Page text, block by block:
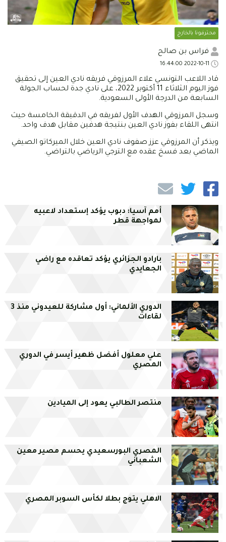
محترفونا بالخارج
فراس بن صالح
قاد اللاعب التونسي علاء المرزوقي فريقه نادي العين إلى تحقيق
فوز اليوم الثلاثاء 11 أكتوبر 2022، على نادي جدة لحساب الجولة
السابعة من الدرجة الأولى السعودية.
وسجل المرزوقي الهدف الأول لفريقه في الدقيقة الخامسة حيث
انتهى اللقاء بفوز نادي العين بنتيجة هدفين مقابل هدف واحد.
ويذكر أن المرزوقي عزز صفوف نادي العين خلال الميركاتو الصيفي
الماضي بعد فسخ عقده مع الترجي الرياضي بالتراضي.
أمم آسيا: دبوب يؤكد إستعداد لاعبيه
لمواجهة قطر
بارادو الجزائري يؤكد تعاقده مع راضي
الجعايدي
الدوري الألماني: أول مشاركة للعيدوني منذ 3
لقاءات
علي معلول أفضل ظهير أيسر في الدوري
المصري
منتصر الطالبي يعود إلى الميادين
المصري البورسعيدي يحسم مصير معين
الشعباني
الاهلي يتوج بطلا لكأس السوبر المصري